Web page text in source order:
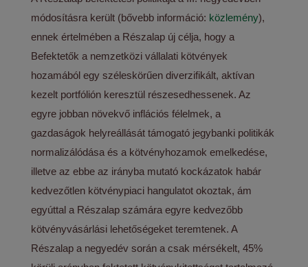
módosításra került (bővebb információ: közlemény),
ennek értelmében a Részalap új célja, hogy a
Befektetők a nemzetközi vállalati kötvények
hozamából egy széleskörűen diverzifikált, aktívan
kezelt portfólión keresztül részesedhessenek. Az
egyre jobban növekvő inflációs félelmek, a
gazdaságok helyreállását támogató jegybanki politikák
normalizálódása és a kötvényhozamok emelkedése,
illetve az ebbe az irányba mutató kockázatok habár
kedvezőtlen kötvénypiaci hangulatot okoztak, ám
egyúttal a Részalap számára egyre kedvezőbb
kötvényvásárlási lehetőségeket teremtenek. A
Részalap a negyedév során a csak mérsékelt, 45%